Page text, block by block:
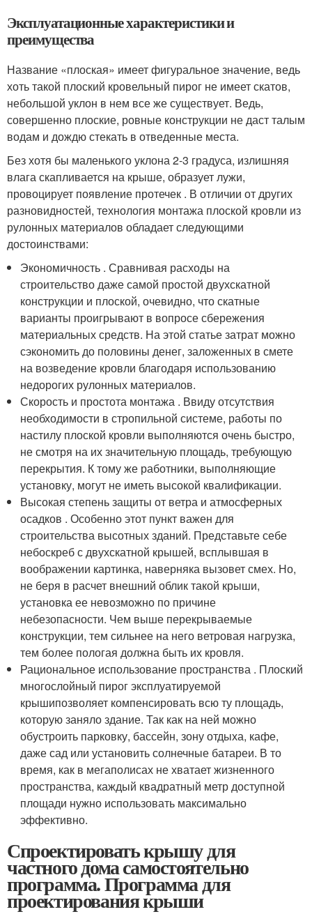
Эксплуатационные характеристики и
преимущества
Название «плоская» имеет фигуральное значение, ведь
хоть такой плоский кровельный пирог не имеет скатов,
небольшой уклон в нем все же существует. Ведь,
совершенно плоские, ровные конструкции не даст талым
водам и дождю стекать в отведенные места.
Без хотя бы маленького уклона 2-3 градуса, излишняя
влага скапливается на крыше, образует лужи,
провоцирует появление протечек . В отличии от других
разновидностей, технология монтажа плоской кровли из
рулонных материалов обладает следующими
достоинствами:
Экономичность . Сравнивая расходы на
строительство даже самой простой двухскатной
конструкции и плоской, очевидно, что скатные
варианты проигрывают в вопросе сбережения
материальных средств. На этой статье затрат можно
сэкономить до половины денег, заложенных в смете
на возведение кровли благодаря использованию
недорогих рулонных материалов.
Скорость и простота монтажа . Ввиду отсутствия
необходимости в стропильной системе, работы по
настилу плоской кровли выполняются очень быстро,
не смотря на их значительную площадь, требующую
перекрытия. К тому же работники, выполняющие
установку, могут не иметь высокой квалификации.
Высокая степень защиты от ветра и атмосферных
осадков . Особенно этот пункт важен для
строительства высотных зданий. Представьте себе
небоскреб с двухскатной крышей, всплывшая в
воображении картинка, наверняка вызовет смех. Но,
не беря в расчет внешний облик такой крыши,
установка ее невозможно по причине
небезопасности. Чем выше перекрываемые
конструкции, тем сильнее на него ветровая нагрузка,
тем более пологая должна быть их кровля.
Рациональное использование пространства . Плоский
многослойный пирог эксплуатируемой
крышипозволяет компенсировать всю ту площадь,
которую заняло здание. Так как на ней можно
обустроить парковку, бассейн, зону отдыха, кафе,
даже сад или установить солнечные батареи. В то
время, как в мегаполисах не хватает жизненного
пространства, каждый квадратный метр доступной
площади нужно использовать максимально
эффективно.
Спроектировать крышу для
частного дома самостоятельно
программа. Программа для
проектирования крыши